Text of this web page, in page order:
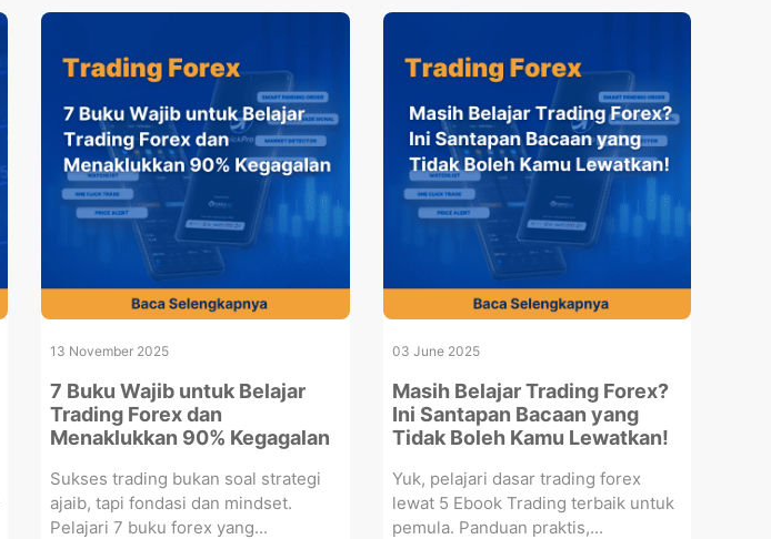
13 November 2025
7 Buku Wajib untuk Belajar
Trading Forex dan
Menaklukkan 90% Kegagalan
Sukses trading bukan soal strategi
ajaib, tapi fondasi dan mindset.
Pelajari 7 buku forex yang...
03 June 2025
Masih Belajar Trading Forex?
Ini Santapan Bacaan yang
Tidak Boleh Kamu Lewatkan!
Yuk, pelajari dasar trading forex
lewat 5 Ebook Trading terbaik untuk
pemula. Panduan praktis,...